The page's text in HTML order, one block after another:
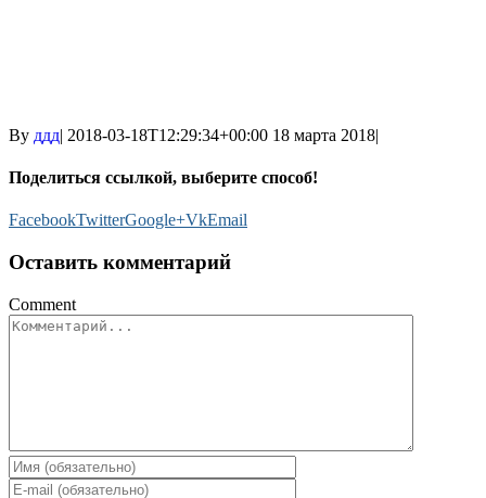
By ддд| 2018-03-18T12:29:34+00:00 18 марта 2018|
Поделиться ссылкой, выберите способ!
FacebookTwitterGoogle+VkEmail
Оставить комментарий
Comment